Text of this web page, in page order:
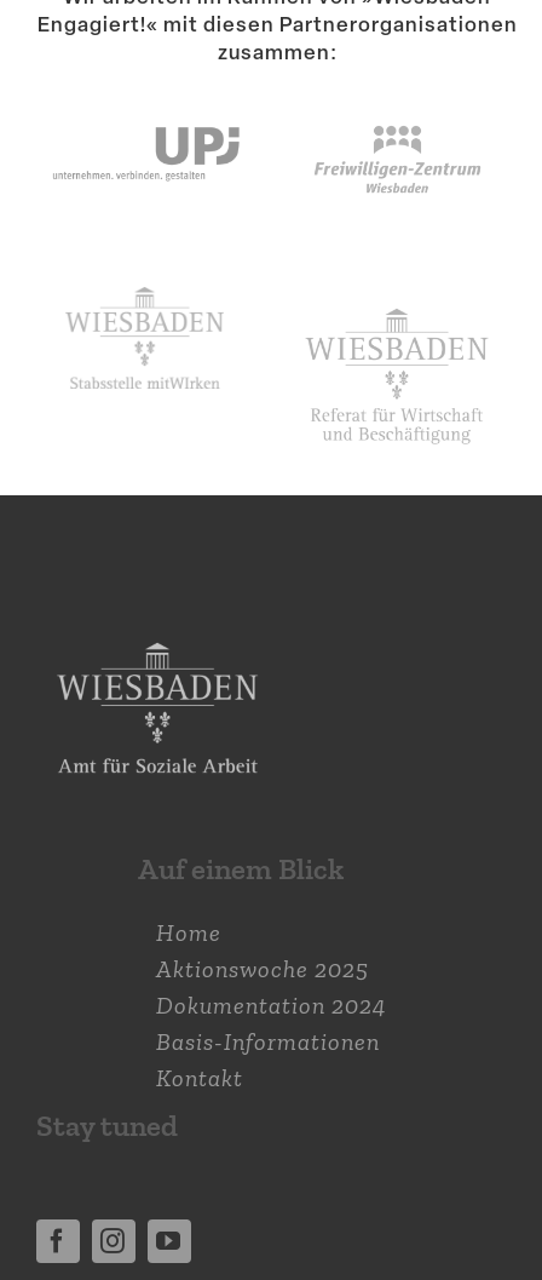
Engagiert!« mit diesen Partner­or­ga­ni­sa­tionen
zusammen:
Auf einem Blick
Home
Aktions­woche 2025
Dokumen­tation 2024
Basis-Informationen
Kontakt
Stay tuned